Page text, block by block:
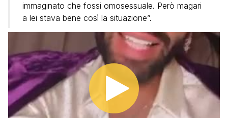
immaginato che fossi omosessuale. Però magari
a lei stava bene così la situazione”.